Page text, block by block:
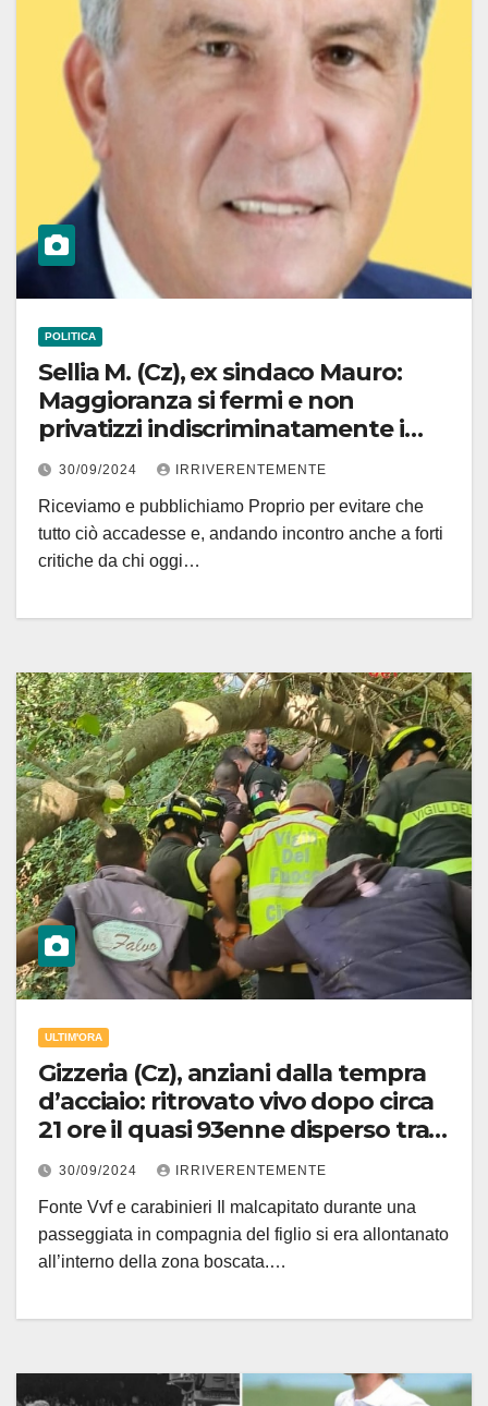
POLITICA
Sellia M. (Cz), ex sindaco Mauro:
Maggioranza si fermi e non
privatizzi indiscriminatamente i
luoghi dello Sport!
30/09/2024 IRRIVERENTEMENTE
Riceviamo e pubblichiamo Proprio per evitare che
tutto ciò accadesse e, andando incontro anche a forti
critiche da chi oggi…
ULTIM'ORA
Gizzeria (Cz), anziani dalla tempra
d’acciaio: ritrovato vivo dopo circa
21 ore il quasi 93enne disperso tra i
boschi dalla serata di ieri
30/09/2024 IRRIVERENTEMENTE
Fonte Vvf e carabinieri Il malcapitato durante una
passeggiata in compagnia del figlio si era allontanato
all’interno della zona boscata.…